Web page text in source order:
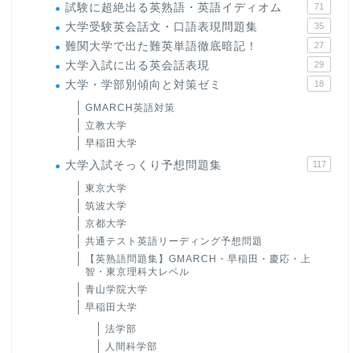
試験に超絶出る英熟語・英語イディオム 71
大学受験英会話文・口語表現問題集 35
難関大学で出た難英単語徹底暗記！ 27
大学入試に出る英会話表現 29
大学・学部別傾向と対策ゼミ 18
GMARCH英語対策
立教大学
早稲田大学
大学入試そっくり予想問題集 117
東京大学
筑波大学
京都大学
共通テスト英語リーディング予想問題
【英熟語問題集】GMARCH・早稲田・慶応・上
智・東京理科大レベル
青山学院大学
早稲田大学
法学部
人間科学部